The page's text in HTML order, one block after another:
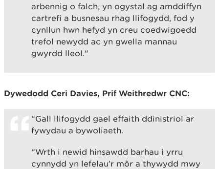
arbennig o falch, yn ogystal ag amddiffyn
cartrefi a busnesau rhag llifogydd, fod y
cynllun hwn hefyd yn creu coedwigoedd
trefol newydd ac yn gwella mannau
gwyrdd lleol."
Dywedodd Ceri Davies, Prif Weithredwr CNC:
“Gall llifogydd gael effaith ddinistriol ar
fywydau a bywoliaeth.
“Wrth i newid hinsawdd barhau i yrru
cynnydd yn lefelau’r môr a thywydd mwy